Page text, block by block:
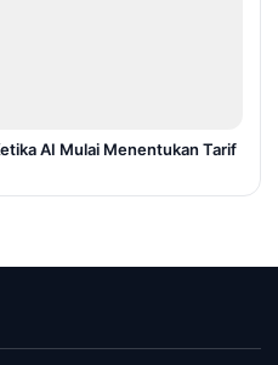
AI Mulai Menentukan Tarif